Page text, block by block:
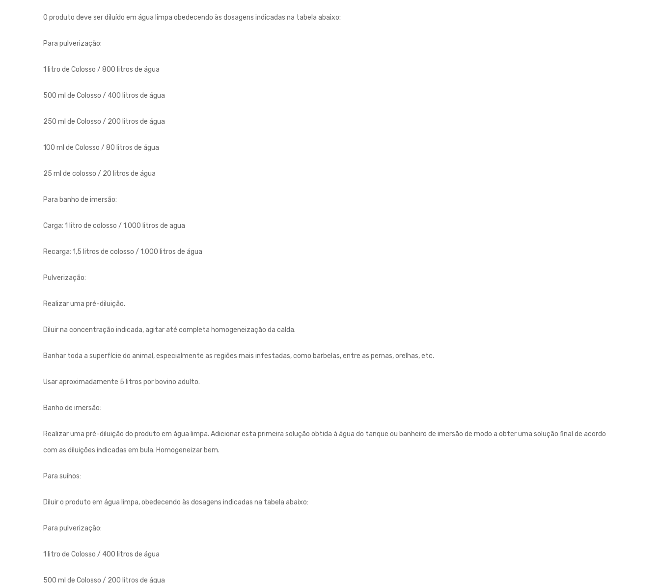
O produto deve ser diluído em água limpa obedecendo às dosagens indicadas na tabela abaixo:
Para pulverização:
1 litro de Colosso / 800 litros de água
500 ml de Colosso / 400 litros de água
250 ml de Colosso / 200 litros de água
100 ml de Colosso / 80 litros de água
25 ml de colosso / 20 litros de água
Para banho de imersão:
Carga: 1 litro de colosso / 1.000 litros de agua
Recarga: 1,5 litros de colosso / 1.000 litros de água
Pulverização:
Realizar uma pré-diluição.
Diluir na concentração indicada, agitar até completa homogeneização da calda.
Banhar toda a superfície do animal, especialmente as regiões mais infestadas, como barbelas, entre as pernas, orelhas, etc.
Usar aproximadamente 5 litros por bovino adulto.
Banho de imersão:
Realizar uma pré-diluição do produto em água limpa. Adicionar esta primeira solução obtida à água do tanque ou banheiro de imersão de modo a obter uma solução final de acordo
com as diluições indicadas em bula. Homogeneizar bem.
Para suínos:
Diluir o produto em água limpa, obedecendo às dosagens indicadas na tabela abaixo:
Para pulverização:
1 litro de Colosso / 400 litros de água
500 ml de Colosso / 200 litros de água